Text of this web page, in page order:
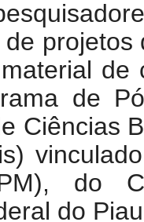
de
Ciências
do
do